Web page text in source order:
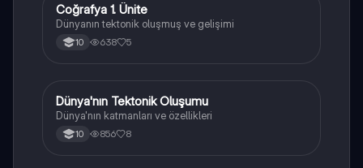
Coğrafya
Coğrafya 1. Ünite
Dünyanın tektonik oluşmuş ve gelişimi
10 638 5
Coğrafya
Dünya'nın Tektonik Oluşumu
Dünya'nın katmanları ve özellikleri
10 856 8